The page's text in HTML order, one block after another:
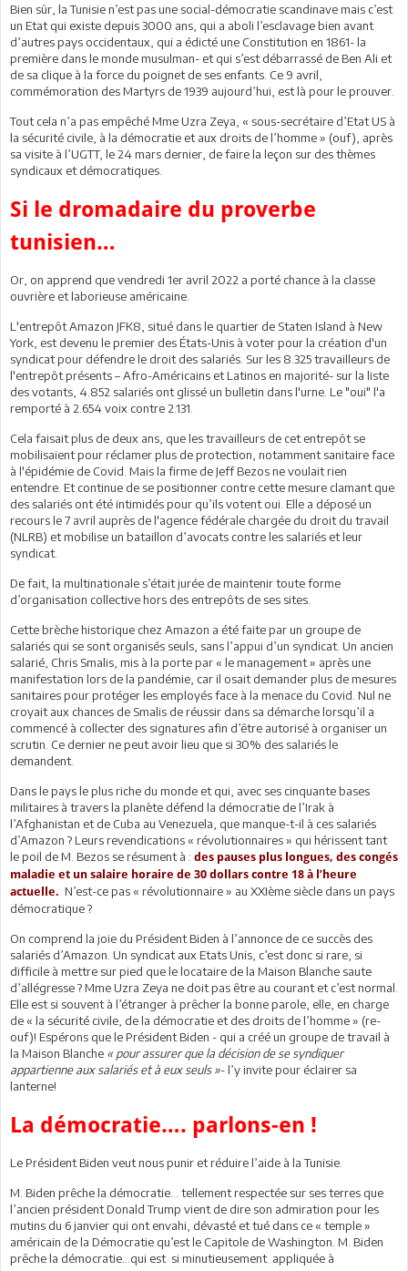
Bien sûr, la Tunisie n’est pas une social-démocratie scandinave mais c’est
un Etat qui existe depuis 3000 ans, qui a aboli l’esclavage bien avant
d’autres pays occidentaux, qui a édicté une Constitution en 1861- la
première dans le monde musulman- et qui s’est débarrassé de Ben Ali et
de sa clique à la force du poignet de ses enfants. Ce 9 avril,
commémoration des Martyrs de 1939 aujourd’hui, est là pour le prouver.
Tout cela n’a pas empêché Mme Uzra Zeya, « sous-secrétaire d’Etat US à
la sécurité civile, à la démocratie et aux droits de l’homme » (ouf), après
sa visite à l’UGTT, le 24 mars dernier, de faire la leçon sur des thèmes
syndicaux et démocratiques.
Si le dromadaire du proverbe
tunisien…
Or, on apprend que vendredi 1er avril 2022 a porté chance à la classe
ouvrière et laborieuse américaine.
L'entrepôt Amazon JFK8, situé dans le quartier de Staten Island à New
York, est devenu le premier des États-Unis à voter pour la création d'un
syndicat pour défendre le droit des salariés. Sur les 8.325 travailleurs de
l'entrepôt présents – Afro-Américains et Latinos en majorité- sur la liste
des votants, 4.852 salariés ont glissé un bulletin dans l'urne. Le "oui" l'a
remporté à 2.654 voix contre 2.131.
Cela faisait plus de deux ans, que les travailleurs de cet entrepôt se
mobilisaient pour réclamer plus de protection, notamment sanitaire face
à l'épidémie de Covid. Mais la firme de Jeff Bezos ne voulait rien
entendre. Et continue de se positionner contre cette mesure clamant que
des salariés ont été intimidés pour qu’ils votent oui. Elle a déposé un
recours le 7 avril auprès de l'agence fédérale chargée du droit du travail
(NLRB) et mobilise un bataillon d’avocats contre les salariés et leur
syndicat.
De fait, la multinationale s’était jurée de maintenir toute forme
d’organisation collective hors des entrepôts de ses sites.
Cette brèche historique chez Amazon a été faite par un groupe de
salariés qui se sont organisés seuls, sans l’appui d’un syndicat. Un ancien
salarié, Chris Smalis, mis à la porte par « le management » après une
manifestation lors de la pandémie, car il osait demander plus de mesures
sanitaires pour protéger les employés face à la menace du Covid. Nul ne
croyait aux chances de Smalis de réussir dans sa démarche lorsqu’il a
commencé à collecter des signatures afin d’être autorisé à organiser un
scrutin. Ce dernier ne peut avoir lieu que si 30% des salariés le
demandent.
Dans le pays le plus riche du monde et qui, avec ses cinquante bases
militaires à travers la planète défend la démocratie de l’Irak à
l’Afghanistan et de Cuba au Venezuela, que manque-t-il à ces salariés
d’Amazon ? Leurs revendications « révolutionnaires » qui hérissent tant
le poil de M. Bezos se résument à : des pauses plus longues, des congés
maladie et un salaire horaire de 30 dollars contre 18 à l’heure
actuelle. N’est-ce pas « révolutionnaire » au XXIème siècle dans un pays
démocratique ?
On comprend la joie du Président Biden à l’annonce de ce succès des
salariés d’Amazon. Un syndicat aux Etats Unis, c’est donc si rare, si
difficile à mettre sur pied que le locataire de la Maison Blanche saute
d’allégresse ? Mme Uzra Zeya ne doit pas être au courant et c’est normal.
Elle est si souvent à l’étranger à prêcher la bonne parole, elle, en charge
de « la sécurité civile, de la démocratie et des droits de l’homme » (re-
ouf)! Espérons que le Président Biden - qui a créé un groupe de travail à
la Maison Blanche « pour assurer que la décision de se syndiquer
appartienne aux salariés et à eux seuls »- l’y invite pour éclairer sa
lanterne!
La démocratie…. parlons-en !
Le Président Biden veut nous punir et réduire l’aide à la Tunisie.
M. Biden prêche la démocratie… tellement respectée sur ses terres que
l’ancien président Donald Trump vient de dire son admiration pour les
mutins du 6 janvier qui ont envahi, dévasté et tué dans ce « temple »
américain de la Démocratie qu’est le Capitole de Washington. M. Biden
prêche la démocratie…qui est si minutieusement appliquée à